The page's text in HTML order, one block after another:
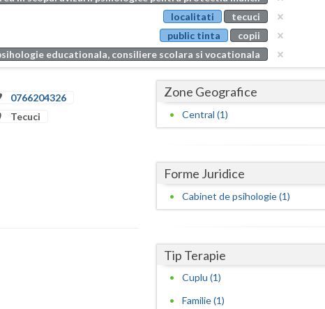
Buzau
Calarasi
Caras-Severin
Dolj
localitati
tecuci
public tinta
copii
educationala, consiliere scolara si vocationala
0766204326
Tecuci
Zone Geografice
Central (1)
Forme Juridice
Cabinet de psihologie (1)
Tip Terapie
Cuplu (1)
Familie (1)